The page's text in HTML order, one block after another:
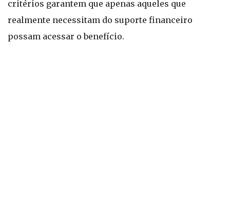
critérios garantem que apenas aqueles que
realmente necessitam do suporte financeiro
possam acessar o benefício.